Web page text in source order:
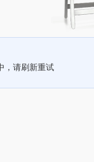
，请刷新重试